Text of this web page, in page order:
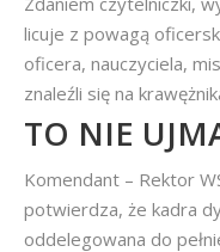
licuje z powagą
oficera, nauczyciela,
znaleźli się na
TO NIE
Komendant – Rektor
potwierdza, że kadra
oddelegowana do